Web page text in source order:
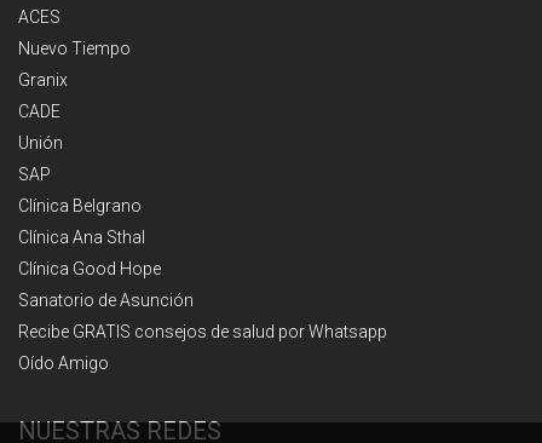
ACES
Nuevo Tiempo
Granix
CADE
Unión
SAP
Clínica Belgrano
Clínica Ana Sthal
Clínica Good Hope
Sanatorio de Asunción
Recibe GRATIS consejos de salud por Whatsapp
Oído Amigo
NUESTRAS REDES